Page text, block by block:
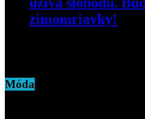
zimomriavky!
Móda